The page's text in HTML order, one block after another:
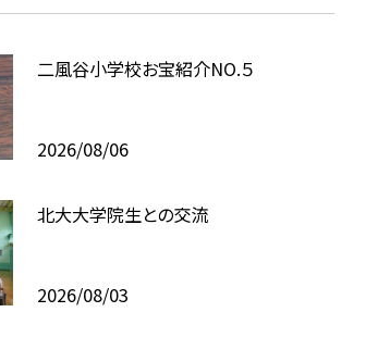
二風谷小学校お宝紹介NO.５
2026/08/06
北大大学院生との交流
2026/08/03